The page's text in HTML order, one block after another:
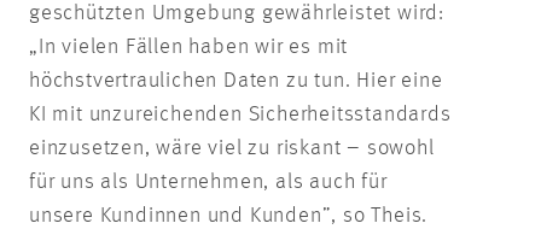
geschützten Umgebung gewährleistet wird:
„In vielen Fällen haben wir es mit
höchstvertraulichen Daten zu tun. Hier eine
KI mit unzureichenden Sicherheitsstandards
einzusetzen, wäre viel zu riskant – sowohl
für uns als Unternehmen, als auch für
unsere Kundinnen und Kunden”, so Theis.